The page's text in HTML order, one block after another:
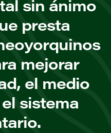
sin ánimo
presta
mejorar
el medio
sistema